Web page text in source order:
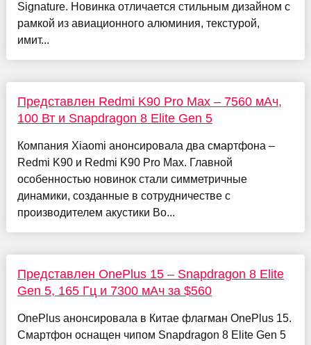
Signature. Новинка отличается стильным дизайном с
рамкой из авиационного алюминия, текстурой,
имит...
Представлен Redmi K90 Pro Max – 7560 мАч,
100 Вт и Snapdragon 8 Elite Gen 5
Компания Xiaomi анонсировала два смартфона –
Redmi K90 и Redmi K90 Pro Max. Главной
особенностью новинок стали симметричные
динамики, созданные в сотрудничестве с
производителем акустики Bo...
Представлен OnePlus 15 – Snapdragon 8 Elite
Gen 5, 165 Гц и 7300 мАч за $560
OnePlus анонсировала в Китае флагман OnePlus 15.
Смартфон оснащен чипом Snapdragon 8 Elite Gen 5